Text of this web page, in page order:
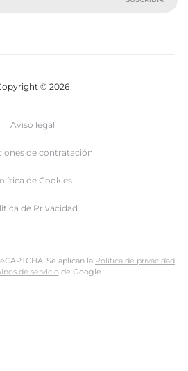
© 2026
Aviso legal
de contratación
de Cookies
de Privacidad
Se aplican la Política de privacidad
de serviciode Google.